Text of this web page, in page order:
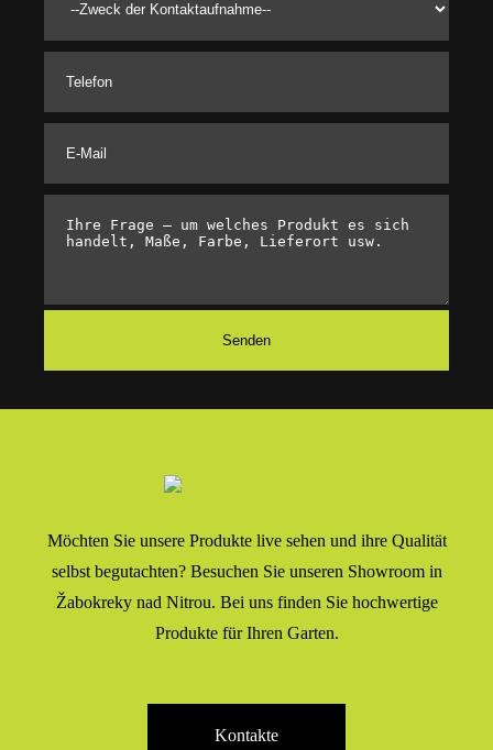
Möchten Sie unsere Produkte live sehen und ihre Qualität
selbst begutachten? Besuchen Sie unseren Showroom in
Žabokreky nad Nitrou. Bei uns finden Sie hochwertige
Produkte für Ihren Garten.
Kontakte